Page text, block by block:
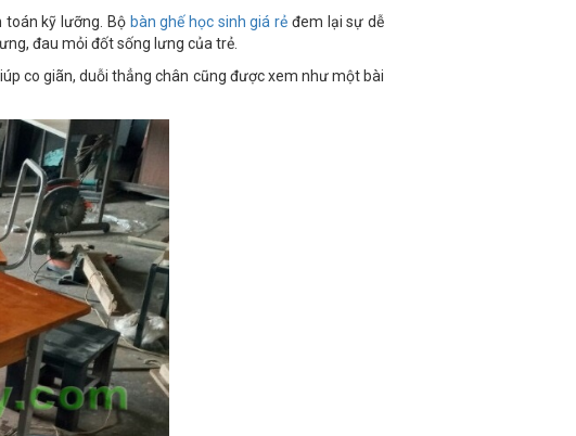
toán kỹ lưỡng. Bộ bàn ghế học sinh giá rẻ đem lại sự dễ
đau mỏi đốt sống lưng của trẻ.
co giãn, duỗi thẳng chân cũng được xem như một bài